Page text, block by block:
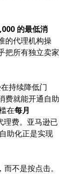
的最低消
的代理机构操
把所有独立卖家
持续降低门
费就能开通自助
在每月
理费。亚马逊已
助化正是实现
不是按点击。